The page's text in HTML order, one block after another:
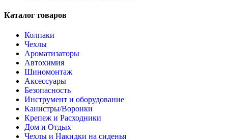
Каталог товаров
Колпаки
Чехлы
Ароматизаторы
Автохимия
Шиномонтаж
Аксессуары
Безопасность
Инструмент и оборудование
Канистры/Воронки
Крепеж и Расходники
Дом и Отдых
Чехлы и Накидки на сиденья